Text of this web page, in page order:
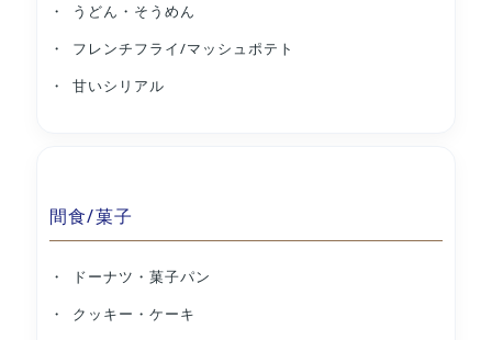
うどん・そうめん
フレンチフライ/マッシュポテト
甘いシリアル
間食/菓子
ドーナツ・菓子パン
クッキー・ケーキ